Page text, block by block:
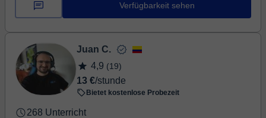
Verfügbarkeit sehen
Juan C.
4,9 (19)
13 €/stunde
Bietet kostenlose Probezeit
268 Unterricht